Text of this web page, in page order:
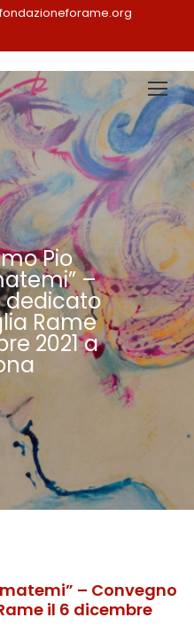
Pio
–
dedicato
Rame
2021 a
– Convegno
il 6 dicembre